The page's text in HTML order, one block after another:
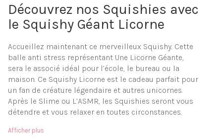
Découvrez nos Squishies avec
le Squishy Géant Licorne
Accueillez maintenant ce merveilleux Squishy. Cette
balle anti stress représentant Une Licorne Géante,
sera le associé idéal pour l’école, le bureau ou la
maison. Ce Squishy Licorne est le cadeau parfait pour
un fan de créature légendaire et autres unicornes.
Après le Slime ou L’ASMR, les Squishies seront vous
détendre et vous relaxer en toutes circonstances.
Matière à mémoire de forme
Moelleux et doux
Afficher plus